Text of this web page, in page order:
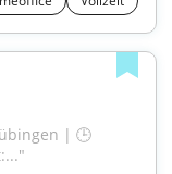
| 🕒